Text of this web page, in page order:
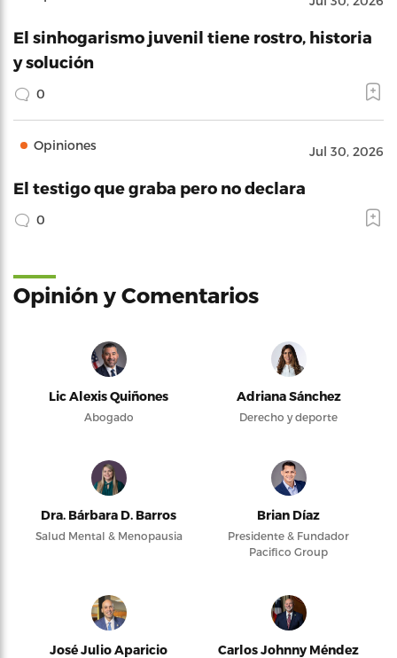
El sinhogarismo juvenil tiene rostro, historia
y solución
0
Opiniones Jul 30, 2026
El testigo que graba pero no declara
0
Opinión y Comentarios
Lic Alexis Quiñones
Abogado
Adriana Sánchez
Derecho y deporte
Dra. Bárbara D. Barros
Salud Mental & Menopausia
Brian Díaz
Presidente & Fundador
Pacifico Group
José Julio Aparicio
Carlos Johnny Méndez